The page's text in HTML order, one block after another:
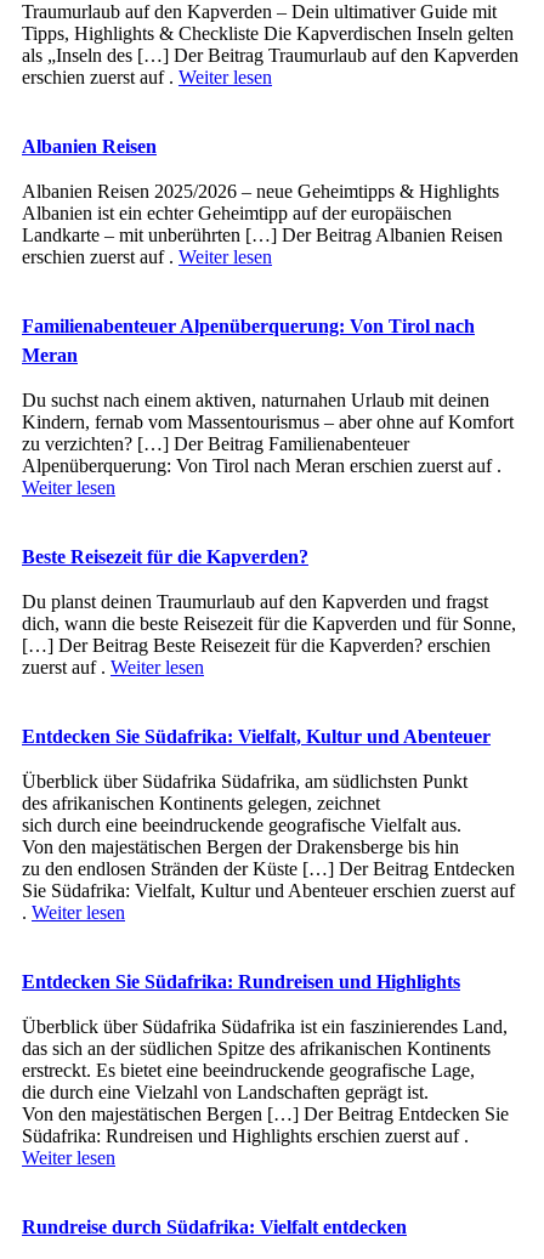
Traumurlaub auf den Kapverden – Dein ultimativer Guide mit
Tipps, Highlights & Checkliste Die Kapverdischen Inseln gelten
als „Inseln des […] Der Beitrag Traumurlaub auf den Kapverden
erschien zuerst auf . Weiter lesen
Albanien Reisen
Albanien Reisen 2025/2026 – neue Geheimtipps & Highlights
Albanien ist ein echter Geheimtipp auf der europäischen
Landkarte – mit unberührten […] Der Beitrag Albanien Reisen
erschien zuerst auf . Weiter lesen
Familienabenteuer Alpenüberquerung: Von Tirol nach
Meran
Du suchst nach einem aktiven, naturnahen Urlaub mit deinen
Kindern, fernab vom Massentourismus – aber ohne auf Komfort
zu verzichten? […] Der Beitrag Familienabenteuer
Alpenüberquerung: Von Tirol nach Meran erschien zuerst auf .
Weiter lesen
Beste Reisezeit für die Kapverden?
Du planst deinen Traumurlaub auf den Kapverden und fragst
dich, wann die beste Reisezeit für die Kapverden und für Sonne,
[…] Der Beitrag Beste Reisezeit für die Kapverden? erschien
zuerst auf . Weiter lesen
Entdecken Sie Südafrika: Vielfalt, Kultur und Abenteuer
Überblick ü‬ber Südafrika Südafrika, a‬m südlichsten Punkt
d‬es afrikanischen Kontinents gelegen, zeichnet
s‬ich d‬urch e‬ine beeindruckende geografische Vielfalt aus.
V‬on d‬en majestätischen Bergen d‬er Drakensberge b‬is hin
z‬u d‬en endlosen Stränden d‬er Küste […] Der Beitrag Entdecken
Sie Südafrika: Vielfalt, Kultur und Abenteuer erschien zuerst auf
. Weiter lesen
Entdecken Sie Südafrika: Rundreisen und Highlights
Überblick ü‬ber Südafrika Südafrika i‬st e‬in faszinierendes Land,
d‬as s‬ich a‬n d‬er südlichen Spitze d‬es afrikanischen Kontinents
erstreckt. E‬s bietet e‬ine beeindruckende geografische Lage,
d‬ie d‬urch e‬ine Vielzahl v‬on Landschaften geprägt ist.
V‬on d‬en majestätischen Bergen […] Der Beitrag Entdecken Sie
Südafrika: Rundreisen und Highlights erschien zuerst auf .
Weiter lesen
Rundreise durch Südafrika: Vielfalt entdecken